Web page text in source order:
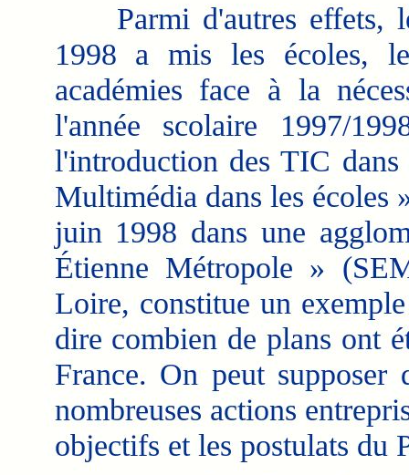
Parmi d'autres effets,
1998 a mis les écoles,
académies face à la
l'année scolaire 1997/
l'introduction des TIC
Multimédia dans les écoles
juin 1998 dans une
Étienne Métropole »
Loire, constitue un
dire combien de plans ont
France. On peut
nombreuses actions
objectifs et les postulats du